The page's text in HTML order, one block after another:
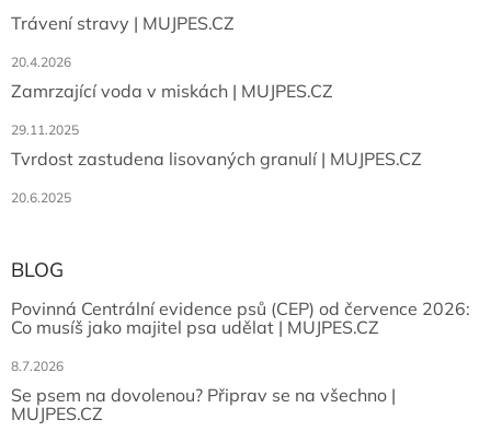
Trávení stravy | MUJPES.CZ
20.4.2026
Zamrzající voda v miskách | MUJPES.CZ
29.11.2025
Tvrdost zastudena lisovaných granulí | MUJPES.CZ
20.6.2025
BLOG
Povinná Centrální evidence psů (CEP) od července 2026:
Co musíš jako majitel psa udělat | MUJPES.CZ
8.7.2026
Se psem na dovolenou? Připrav se na všechno |
MUJPES.CZ